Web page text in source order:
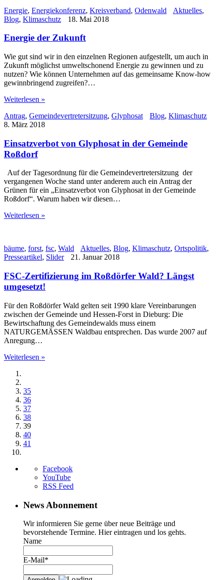
Energie, Energiekonferenz, Kreisverband, Odenwald Aktuelles,
Blog, Klimaschutz 18. Mai 2018
Energie der Zukunft
Wie gut sind wir in den einzelnen Regionen aufgestellt, um auch in
Zukunft möglichst umweltschonend Energie zu gewinnen und zu
nutzen? Wie können Unternehmen auf das gemeinsame Know-how
gewinnbringend zugreifen?…
Weiterlesen »
Antrag, Gemeindevertretersitzung, Glyphosat Blog, Klimaschutz
8. März 2018
Einsatzverbot von Glyphosat in der Gemeinde
Roßdorf
Auf der Tagesordnung für die Gemeindevertretersitzung der
vergangenen Woche stand unter anderem auch ein Antrag der
Grünen für ein „Einsatzverbot von Glyphosat in der Gemeinde
Roßdorf“. Warum haben wir diesen…
Weiterlesen »
bäume, forst, fsc, Wald Aktuelles, Blog, Klimaschutz, Ortspolitik,
Presseartikel, Slider 21. Januar 2018
FSC-Zertifizierung im Roßdörfer Wald? Längst
umgesetzt!
Für den Roßdörfer Wald gelten seit 1990 klare Vereinbarungen
zwischen der Gemeinde und Hessen-Forst in Dieburg: Die
Bewirtschaftung des Gemeindewalds muss einem
NATURGEMÄSSEN Waldbau entsprechen. Das wurde 2007 auf
Anregung…
Weiterlesen »
35
36
37
38
39
40
41
Facebook
YouTube
RSS Feed
News Abonnement
Wir informieren Sie gerne über neue Beiträge und
bevorstehende Termine. Hier eintragen und los gehts.
Name
E-Mail*